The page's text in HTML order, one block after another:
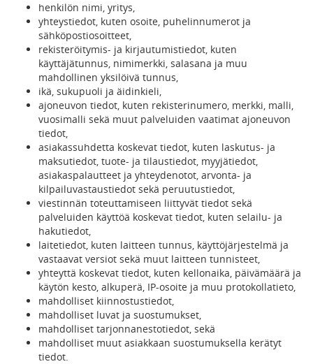
henkilön nimi, yritys,
yhteystiedot, kuten osoite, puhelinnumerot ja
sähköpostiosoitteet,
rekisteröitymis- ja kirjautumistiedot, kuten
käyttäjätunnus, nimimerkki, salasana ja muu
mahdollinen yksilöivä tunnus,
ikä, sukupuoli ja äidinkieli,
ajoneuvon tiedot, kuten rekisterinumero, merkki, malli,
vuosimalli sekä muut palveluiden vaatimat ajoneuvon
tiedot,
asiakassuhdetta koskevat tiedot, kuten laskutus- ja
maksutiedot, tuote- ja tilaustiedot, myyjätiedot,
asiakaspalautteet ja yhteydenotot, arvonta- ja
kilpailuvastaustiedot sekä peruutustiedot,
viestinnän toteuttamiseen liittyvät tiedot sekä
palveluiden käyttöä koskevat tiedot, kuten selailu- ja
hakutiedot,
laitetiedot, kuten laitteen tunnus, käyttöjärjestelmä ja
vastaavat versiot sekä muut laitteen tunnisteet,
yhteyttä koskevat tiedot, kuten kellonaika, päivämäärä ja
käytön kesto, alkuperä, IP-osoite ja muu protokollatieto,
mahdolliset kiinnostustiedot,
mahdolliset luvat ja suostumukset,
mahdolliset tarjonnanestotiedot, sekä
mahdolliset muut asiakkaan suostumuksella kerätyt
tiedot.